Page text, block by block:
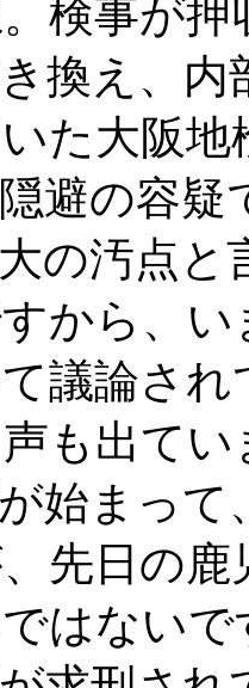
検事が
換え、
た大阪
避の容
の汚点
から、
議論さ
も出てい
始まっ
先日の
はない